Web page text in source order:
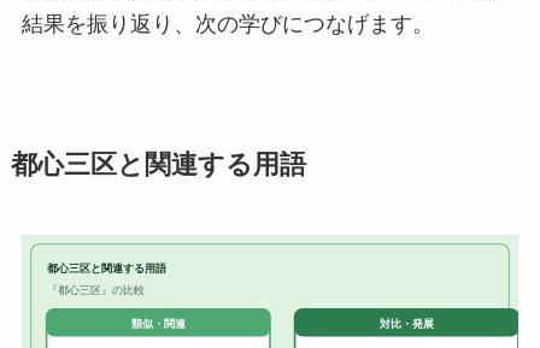
結果を振り返り、次の学びにつなげます。
都心三区と関連する用語
都心三区と関連する用語
『都心三区』の比較
類似・関連 対比・発展